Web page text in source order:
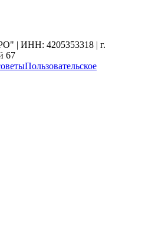
| ИНН: 4205353318 | г.
67
Пользовательское